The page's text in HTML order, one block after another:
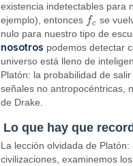
existencia indetectables para
ejemplo), entonces fc
fc se
nulo para nuestro tipo de
nosotros podemos detectar
universo está lleno de
Platón: la probabilidad de
señales no antropocéntricas,
de Drake.
Lo que hay que
La lección olvidada de
civilizaciones, examinemos